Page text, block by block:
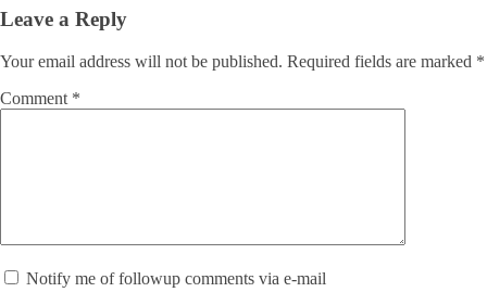
Leave a Reply
Your email address will not be published. Required fields are marked *
Comment *
Notify me of followup comments via e-mail